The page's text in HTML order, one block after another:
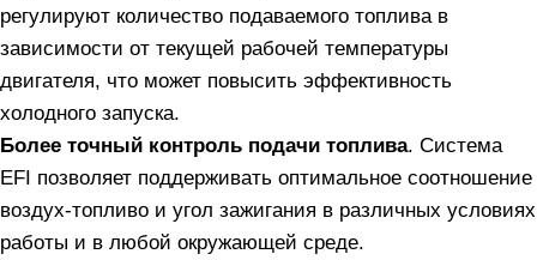
регулируют количество подаваемого топлива в
зависимости от текущей рабочей температуры
двигателя, что может повысить эффективность
холодного запуска.
Более точный контроль подачи топлива. Система
EFI позволяет поддерживать оптимальное соотношение
воздух-топливо и угол зажигания в различных условиях
работы и в любой окружающей среде.